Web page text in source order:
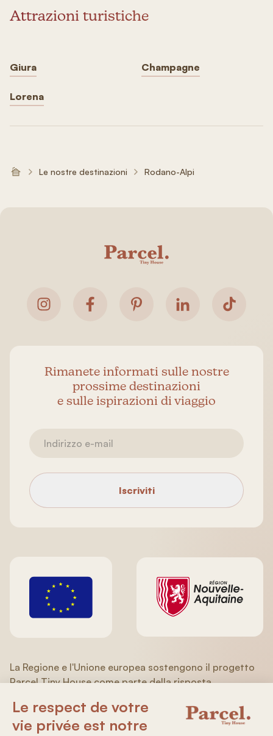
Attrazioni turistiche
Giura Champagne
Lorena
Le nostre destinazioni Rodano-Alpi
Rimanete informati sulle nostre
prossime destinazioni
e sulle ispirazioni di viaggio
Iscriviti
La Regione e l'Unione europea sostengono il progetto
Parcel Tiny House come parte della risposta
nell'ambito del Programma operativo FESR/FSE
(Aquitania/Limousin/Poitou-Charentes) 2014-2020.